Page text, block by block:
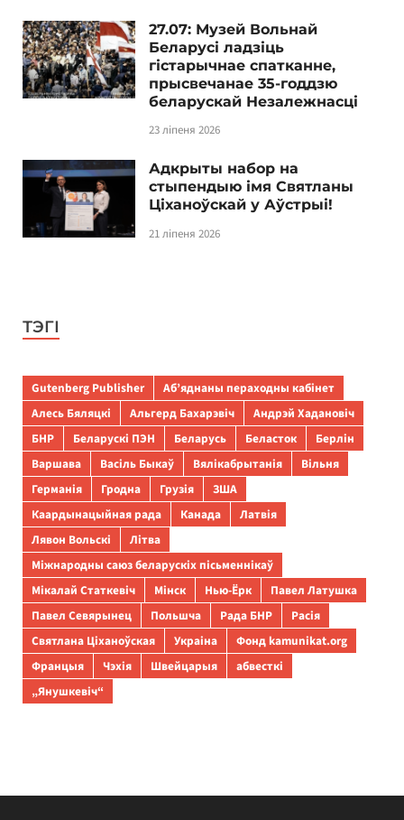
27.07: Музей Вольнай
Беларусі ладзіць
гістарычнае спатканне,
прысвечанае 35-годдзю
беларускай Незалежнасці
23 ліпеня 2026
Адкрыты набор на
стыпендыю імя Святланы
Ціханоўскай у Аўстрыі!
21 ліпеня 2026
ТЭГІ
Gutenberg Publisher
Аб’яднаны пераходны кабінет
Алесь Бяляцкі
Альгерд Бахарэвіч
Андрэй Хадановіч
БНР
Беларускі ПЭН Беларусь Беласток
Берлін
Варшава
Васіль Быкаў Вялікабрытанія
Вільня
Германія
Гродна Грузія
ЗША
Каардынацыйная рада
Канада
Латвія
Лявон Вольскі
Літва
Міжнародны саюз беларускіх пісьменнікаў
Мікалай Статкевіч
Мінск Нью-Ёрк
Павел Латушка
Павел Севярынец
Польшча Рада БНР
Расія
Святлана Ціханоўская
Украіна
Фонд kamunikat.org
Францыя
Чэхія Швейцарыя
абвесткі
„Янушкевіч“